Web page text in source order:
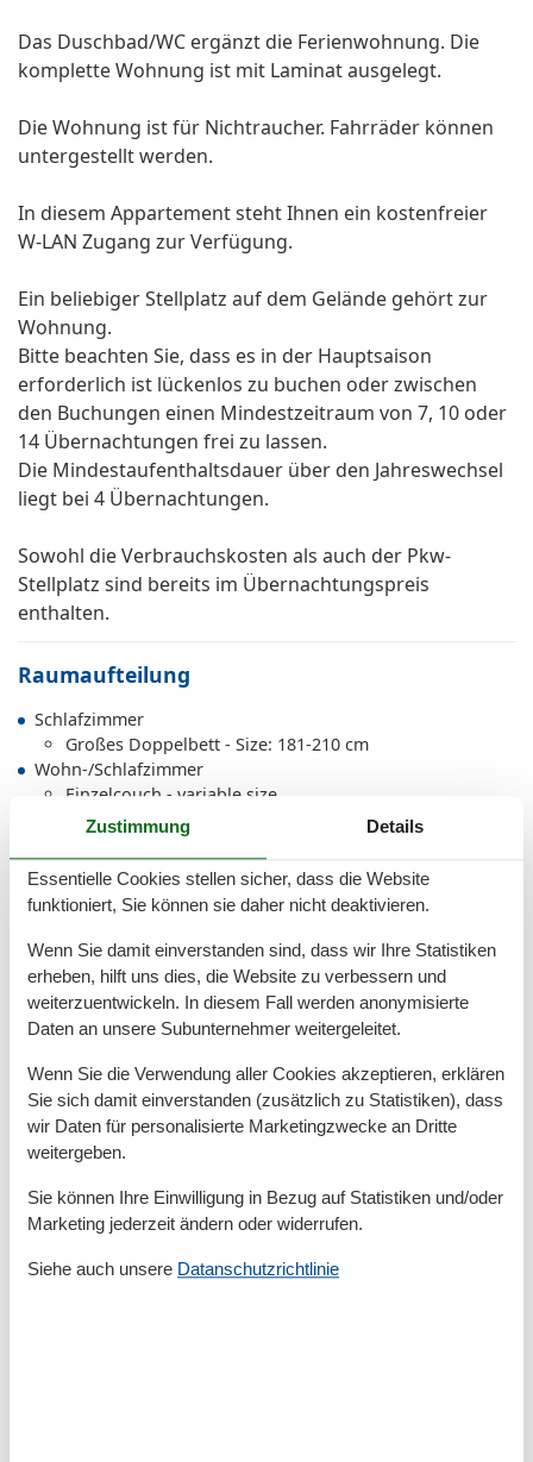
Das Duschbad/WC ergänzt die Ferienwohnung. Die
komplette Wohnung ist mit Laminat ausgelegt.
Die Wohnung ist für Nichtraucher. Fahrräder können
untergestellt werden.
In diesem Appartement steht Ihnen ein kostenfreier
W-LAN Zugang zur Verfügung.
Ein beliebiger Stellplatz auf dem Gelände gehört zur
Wohnung.
Bitte beachten Sie, dass es in der Hauptsaison
erforderlich ist lückenlos zu buchen oder zwischen
den Buchungen einen Mindestzeitraum von 7, 10 oder
14 Übernachtungen frei zu lassen.
Die Mindestaufenthaltsdauer über den Jahreswechsel
liegt bei 4 Übernachtungen.
Sowohl die Verbrauchskosten als auch der Pkw-
Stellplatz sind bereits im Übernachtungspreis
enthalten.
Raumaufteilung
Schlafzimmer
Großes Doppelbett - Size: 181-210 cm
Wohn-/Schlafzimmer
Einzelcouch - variable size
Gesamte Ausstattung
Nichtraucher
WLAN
Allgemein
Haustiere/Hund verboten
Außen
Fahrradstellplatz
Außenanlage
PKW-Parkplatz
Zustimmung Details
Essentielle Cookies stellen sicher, dass die Website
funktioniert, Sie können sie daher nicht deaktivieren.
Wenn Sie damit einverstanden sind, dass wir Ihre Statistiken
erheben, hilft uns dies, die Website zu verbessern und
weiterzuentwickeln. In diesem Fall werden anonymisierte
Daten an unsere Subunternehmer weitergeleitet.
Wenn Sie die Verwendung aller Cookies akzeptieren, erklären
Sie sich damit einverstanden (zusätzlich zu Statistiken), dass
wir Daten für personalisierte Marketingzwecke an Dritte
weitergeben.
Sie können Ihre Einwilligung in Bezug auf Statistiken und/oder
Marketing jederzeit ändern oder widerrufen.
Siehe auch unsere Datanschutzrichtlinie